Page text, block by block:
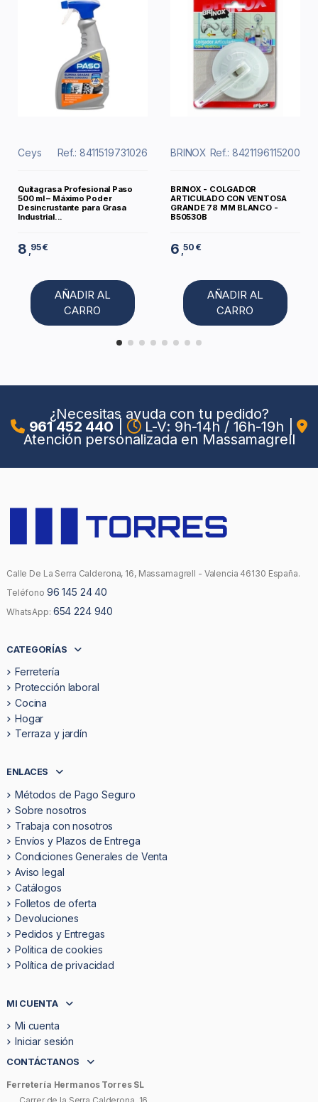
Ceys Ref.: 8411519731026
Quitagrasa Profesional Paso
500 ml – Máximo Poder
Desincrustante para Grasa
Industrial...
8 95 €
AÑADIR AL
CARRO
BRINOX Ref.: 8421196115200
BRINOX - COLGADOR
ARTICULADO CON VENTOSA
GRANDE 78 MM BLANCO -
B50530B
6 ,50 €
AÑADIR AL
CARRO
¿Necesitas ayuda con tu pedido?
961 452 440 L-V: 9h-14h / 16h-19h
Atención personalizada en Massamagrell
Calle De La Serra Calderona, 16, Massamagrell - Valencia 46130 España.
Teléfono 96 145 24 40
WhatsApp: 654 224 940
CATEGORÍAS
Ferretería
Protección laboral
Cocina
Hogar
Terraza y jardín
ENLACES
Métodos de Pago Seguro
Sobre nosotros
Trabaja con nosotros
Envíos y Plazos de Entrega
Condiciones Generales de Venta
Aviso legal
Catálogos
Folletos de oferta
Devoluciones
Pedidos y Entregas
Politica de cookies
Política de privacidad
MI CUENTA
Mi cuenta
Iniciar sesión
CONTÁCTANOS
Ferretería Hermanos Torres SL